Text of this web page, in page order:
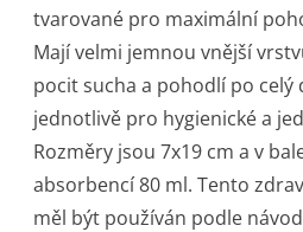
tvarované pro maximální
Mají velmi jemnou vnější
pocit sucha a pohodlí po celý
jednotlivě pro hygienické a
Rozměry jsou 7x19 cm a v
absorbencí 80 ml. Tento
měl být používán podle